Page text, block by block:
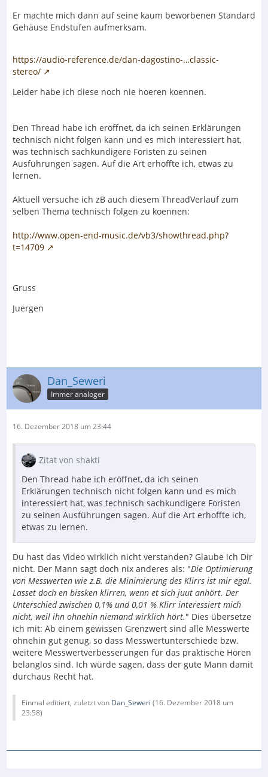
Er machte mich dann auf seine kaum beworbenen Standard
Gehäuse Endstufen aufmerksam.
https://audio-reference.de/dan-dagostino-…classic-
stereo/
Leider habe ich diese noch nie hoeren koennen.
Den Thread habe ich eröffnet, da ich seinen Erklärungen
technisch nicht folgen kann und es mich interessiert hat,
was technisch sachkundigere Foristen zu seinen
Ausführungen sagen. Auf die Art erhoffte ich, etwas zu
lernen.
Aktuell versuche ich zB auch diesem ThreadVerlauf zum
selben Thema technisch folgen zu koennen:
http://www.open-end-music.de/vb3/showthread.php?
t=14709
Gruss
Juergen
Dan_Seweri
Immer analoger
16. Dezember 2018 um 23:44
Zitat von shakti
Den Thread habe ich eröffnet, da ich seinen
Erklärungen technisch nicht folgen kann und es mich
interessiert hat, was technisch sachkundigere Foristen
zu seinen Ausführungen sagen. Auf die Art erhoffte ich,
etwas zu lernen.
Du hast das Video wirklich nicht verstanden? Glaube ich Dir
nicht. Der Mann sagt doch nix anderes als: "Die Optimierung
von Messwerten wie z.B. die Minimierung des Klirrs ist mir egal.
Lasset doch en bissken klirren, wenn et sich juut anhört. Der
Unterschied zwischen 0,1% und 0,01 % Klirr interessiert mich
nicht, weil ihn ohnehin niemand wirklich hört." Dies übersetze
ich mit: Ab einem gewissen Grenzwert sind alle Messwerte
ohnehin gut genug, so dass Messwertunterschiede bzw.
weitere Messwertverbesserungen für das praktische Hören
belanglos sind. Ich würde sagen, dass der gute Mann damit
durchaus Recht hat.
Einmal editiert, zuletzt von Dan_Seweri (16. Dezember 2018 um
23:58)